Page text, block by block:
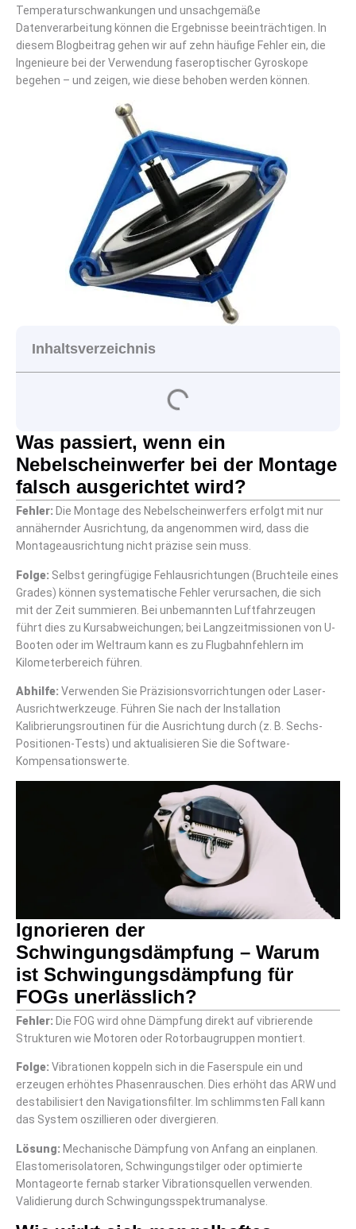
Temperaturschwankungen und unsachgemäße
Datenverarbeitung können die Ergebnisse beeinträchtigen. In
diesem Blogbeitrag gehen wir auf zehn häufige Fehler ein, die
Ingenieure bei der Verwendung faseroptischer Gyroskope
begehen – und zeigen, wie diese behoben werden können.
Inhaltsverzeichnis
Was passiert, wenn ein
Nebelscheinwerfer bei der Montage
falsch ausgerichtet wird?
Fehler: Die Montage des Nebelscheinwerfers erfolgt mit nur
annähernder Ausrichtung, da angenommen wird, dass die
Montageausrichtung nicht präzise sein muss.
Folge: Selbst geringfügige Fehlausrichtungen (Bruchteile eines
Grades) können systematische Fehler verursachen, die sich
mit der Zeit summieren. Bei unbemannten Luftfahrzeugen
führt dies zu Kursabweichungen; bei Langzeitmissionen von U-
Booten oder im Weltraum kann es zu Flugbahnfehlern im
Kilometerbereich führen.
Abhilfe: Verwenden Sie Präzisionsvorrichtungen oder Laser-
Ausrichtwerkzeuge. Führen Sie nach der Installation
Kalibrierungsroutinen für die Ausrichtung durch (z. B. Sechs-
Positionen-Tests) und aktualisieren Sie die Software-
Kompensationswerte.
Ignorieren der
Schwingungsdämpfung – Warum
ist Schwingungsdämpfung für
FOGs unerlässlich?
Fehler: Die FOG wird ohne Dämpfung direkt auf vibrierende
Strukturen wie Motoren oder Rotorbaugruppen montiert.
Folge: Vibrationen koppeln sich in die Faserspule ein und
erzeugen erhöhtes Phasenrauschen. Dies erhöht das ARW und
destabilisiert den Navigationsfilter. Im schlimmsten Fall kann
das System oszillieren oder divergieren.
Lösung: Mechanische Dämpfung von Anfang an einplanen.
Elastomerisolatoren, Schwingungstilger oder optimierte
Montageorte fernab starker Vibrationsquellen verwenden.
Validierung durch Schwingungsspektrumanalyse.